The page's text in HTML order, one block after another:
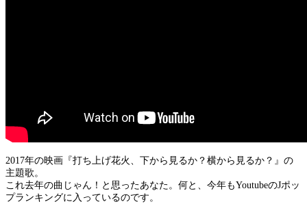
2017年の映画『打ち上げ花火、下から見るか？横から見るか？』の
主題歌。
これ去年の曲じゃん！と思ったあなた。何と、今年もYoutubeのJポッ
プランキングに入っているのです。